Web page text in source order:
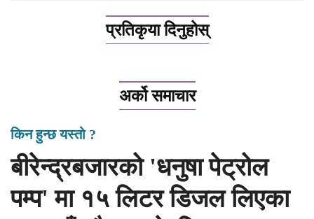
प्रतिकृया दिनुहोस्
अर्को समाचार
किन हुन्छ यस्तो ?
बीरेन्द्रबजारको 'धनुषा पेट्रोल
पम्प' मा १५ लिटर डिजल लिएका